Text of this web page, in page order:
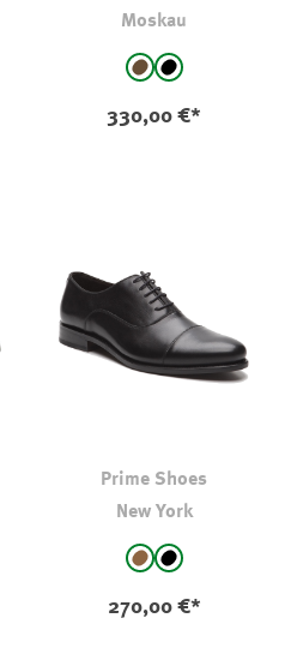
Moskau
auswählen
braunschwarz
330,00 €*
Prime Shoes
New York
auswählen
Espresso/Braun
schwarz
270,00 €*